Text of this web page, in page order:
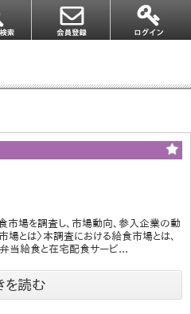
場を調査し、市場動向、参入企業の動
場とは〉本調査における給食市場とは、
当給食と在宅配食サービ...
を読む